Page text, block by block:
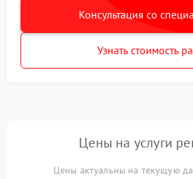
Консультация со
Узнать стоимость
Цены на услуги
Цены актуальны на текущую